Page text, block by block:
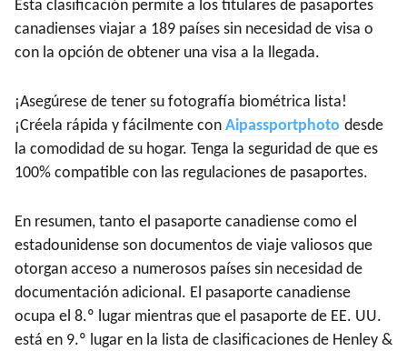
Esta clasificación permite a los titulares de pasaportes
canadienses viajar a 189 países sin necesidad de visa o
con la opción de obtener una visa a la llegada.
¡Asegúrese de tener su fotografía biométrica lista!
¡Créela rápida y fácilmente con Aipassportphoto desde
la comodidad de su hogar. Tenga la seguridad de que es
100% compatible con las regulaciones de pasaportes.
En resumen, tanto el pasaporte canadiense como el
estadounidense son documentos de viaje valiosos que
otorgan acceso a numerosos países sin necesidad de
documentación adicional. El pasaporte canadiense
ocupa el 8.º lugar mientras que el pasaporte de EE. UU.
está en 9.º lugar en la lista de clasificaciones de Henley &